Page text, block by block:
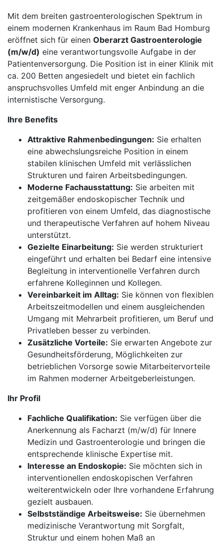
Mit dem breiten gastroenterologischen Spektrum in
einem modernen Krankenhaus im Raum Bad Homburg
eröffnet sich für einen Oberarzt Gastroenterologie
(m/w/d) eine verantwortungsvolle Aufgabe in der
Patientenversorgung. Die Position ist in einer Klinik mit
ca. 200 Betten angesiedelt und bietet ein fachlich
anspruchsvolles Umfeld mit enger Anbindung an die
internistische Versorgung.
Ihre Benefits
Attraktive Rahmenbedingungen: Sie erhalten
eine abwechslungsreiche Position in einem
stabilen klinischen Umfeld mit verlässlichen
Strukturen und fairen Arbeitsbedingungen.
Moderne Fachausstattung: Sie arbeiten mit
zeitgemäßer endoskopischer Technik und
profitieren von einem Umfeld, das diagnostische
und therapeutische Verfahren auf hohem Niveau
unterstützt.
Gezielte Einarbeitung: Sie werden strukturiert
eingeführt und erhalten bei Bedarf eine intensive
Begleitung in interventionelle Verfahren durch
erfahrene Kolleginnen und Kollegen.
Vereinbarkeit im Alltag: Sie können von flexiblen
Arbeitszeitmodellen und einem ausgleichenden
Umgang mit Mehrarbeit profitieren, um Beruf und
Privatleben besser zu verbinden.
Zusätzliche Vorteile: Sie erwarten Angebote zur
Gesundheitsförderung, Möglichkeiten zur
betrieblichen Vorsorge sowie Mitarbeitervorteile
im Rahmen moderner Arbeitgeberleistungen.
Ihr Profil
Fachliche Qualifikation: Sie verfügen über die
Anerkennung als Facharzt (m/w/d) für Innere
Medizin und Gastroenterologie und bringen die
entsprechende klinische Expertise mit.
Interesse an Endoskopie: Sie möchten sich in
interventionellen endoskopischen Verfahren
weiterentwickeln oder Ihre vorhandene Erfahrung
gezielt ausbauen.
Selbstständige Arbeitsweise: Sie übernehmen
medizinische Verantwortung mit Sorgfalt,
Struktur und einem hohen Maß an